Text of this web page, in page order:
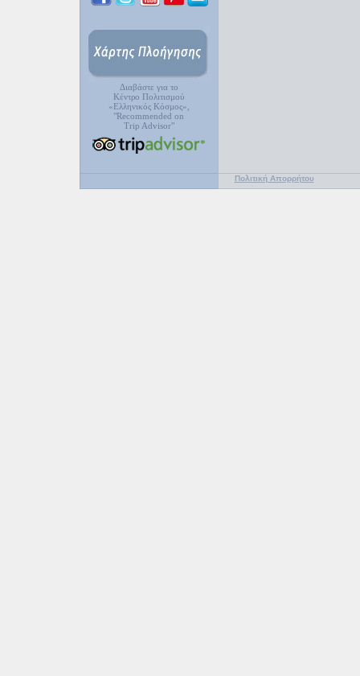
Διαβάστε για το
Κέντρο Πολιτισμού
«Ελληνικός Κόσμος»,
"Recommended on
Trip Advisor"
Πολιτική Απορρήτου